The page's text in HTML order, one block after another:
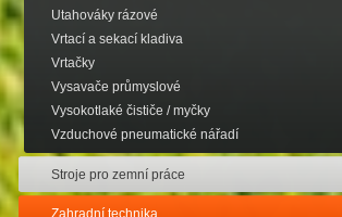
Utahováky rázové
Vrtací a sekací kladiva
Vrtačky
Vysavače průmyslové
Vysokotlaké čističe / myčky
Vzduchové pneumatické nářadí
Stroje pro zemní práce
Zahradní technika